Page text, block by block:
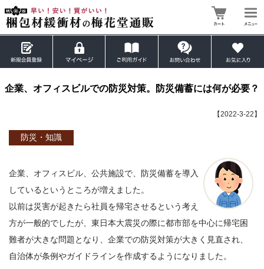
企業、オフィスビルでの防災対策。防災備蓄には何が必要？
【2022-3-22】
防災・知識
企業、オフィスビル、公共施設で、防災備蓄を導入
しているというところが増えました。
以前は災害が起きたら社員を帰宅させるという考え
方が一般的でしたが、東日本大震災の際に都市部を中心に帰宅困
難者が大きな問題となり、企業での防災対策が大きく見直され、
自治体が条例やガイドラインを作成するようになりました。